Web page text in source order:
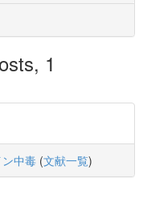
1
中毒 (文献一覧)